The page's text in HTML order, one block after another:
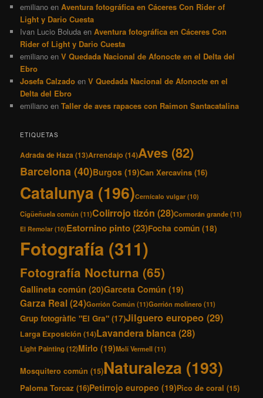
emiliano enAventura fotográfica en Cáceres Con Rider of
Light y Dario Cuesta
Ivan Lucio Boluda enAventura fotográfica en Cáceres Con
Rider of Light y Dario Cuesta
emiliano enV Quedada Nacional de Afonocte en el Delta del
Ebro
Josefa Calzado enV Quedada Nacional de Afonocte en el
Delta del Ebro
emiliano enTaller de aves rapaces con Raimon Santacatalina
ETIQUETAS
Adrada de Haza (13)Arrendajo (14)Aves (82)
Barcelona(40)Burgos (19)Can Xercavins (16)
Catalunya (196)Cernícalo vulgar (10)
Cigüeñuela común (11)Colirrojo tizón (28)Cormorán grande(11)
El Remolar (10)Estornino pinto(23)Focha común (18)
Fotografía (311)
Fotografía Nocturna (65)
Gallineta común (20)Garceta Común (19)
Garza Real(24)Gorrión Común (11)Gorrión molinero(11)
Grup fotogràfic "El Gra" (17)Jilguero europeo (29)
Larga Exposición (14)Lavandera blanca(28)
Light Painting(12)Mirlo (19)Molí Vermell(11)
Mosquitero común (15)Naturaleza (193)
Paloma Torcaz (16)Petirrojo europeo (19)Pico de coral (15)